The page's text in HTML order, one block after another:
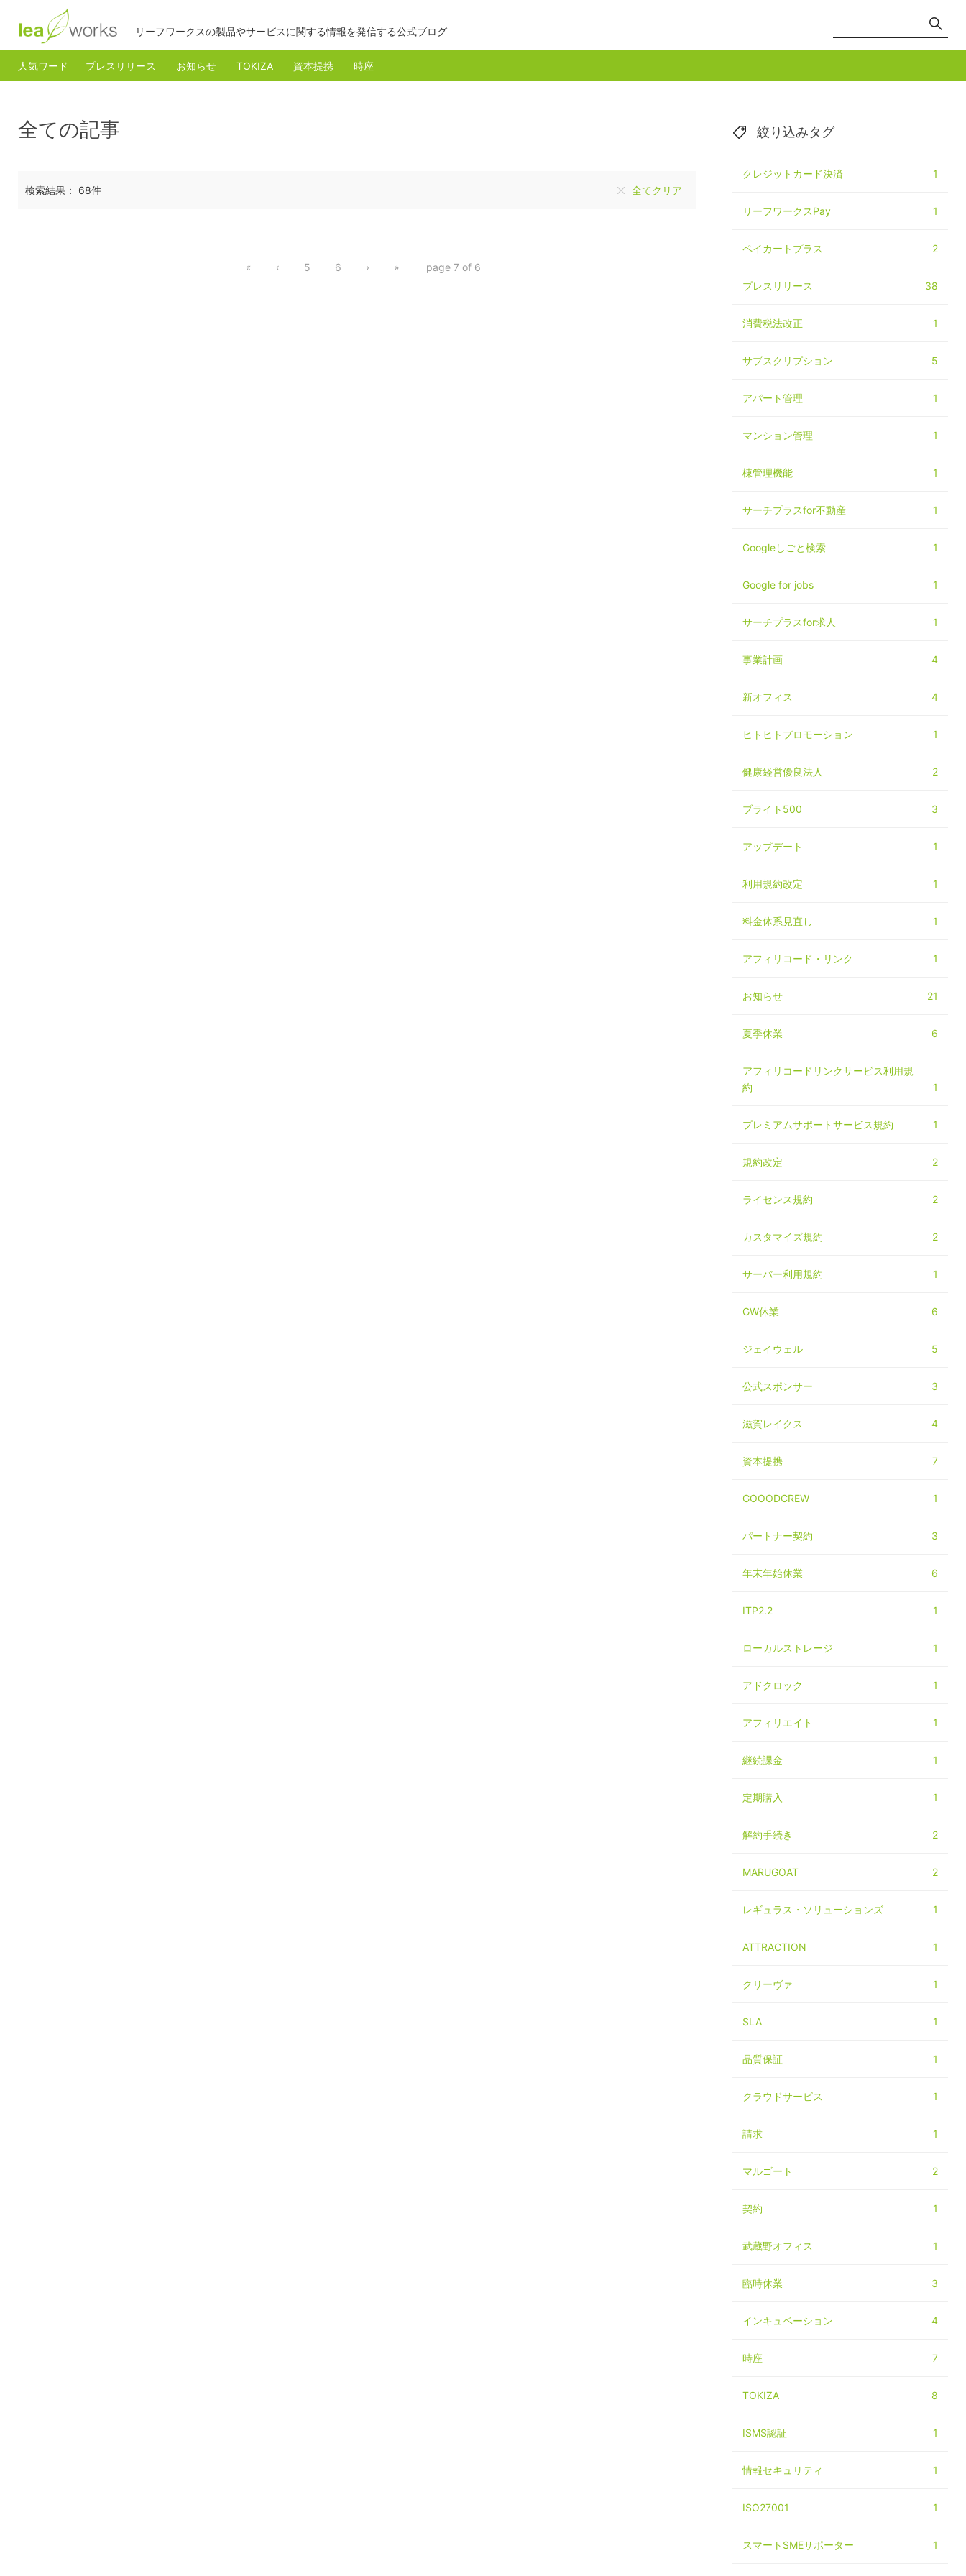
リーフワークスの製品やサービスに関する情報を発信する公式ブログ
人気ワード プレスリリース お知らせ TOKIZA 資本提携 時座
全ての記事
検索結果： 68件 全てクリア
« ‹ 5 6 › » page 7 of 6
絞り込みタグ
クレジットカード決済 1
リーフワークスPay 1
ペイカートプラス 2
プレスリリース 38
消費税法改正 1
サブスクリプション 5
アパート管理 1
マンション管理 1
棟管理機能 1
サーチプラスfor不動産 1
Googleしごと検索 1
Google for jobs 1
サーチプラスfor求人 1
事業計画 4
新オフィス 4
ヒトヒトプロモーション 1
健康経営優良法人 2
ブライト500 3
アップデート 1
利用規約改定 1
料金体系見直し 1
アフィリコード・リンク 1
お知らせ 21
夏季休業 6
アフィリコードリンクサービス利用規
約
1
プレミアムサポートサービス規約 1
規約改定 2
ライセンス規約 2
カスタマイズ規約 2
サーバー利用規約 1
GW休業 6
ジェイウェル 5
公式スポンサー 3
滋賀レイクス 4
資本提携 7
GOOODCREW 1
パートナー契約 3
年末年始休業 6
ITP2.2 1
ローカルストレージ 1
アドクロック 1
アフィリエイト 1
継続課金 1
定期購入 1
解約手続き 2
MARUGOAT 2
レギュラス・ソリューションズ 1
ATTRACTION 1
クリーヴァ 1
SLA 1
品質保証 1
クラウドサービス 1
請求 1
マルゴート 2
契約 1
武蔵野オフィス 1
臨時休業 3
インキュベーション 4
時座 7
TOKIZA 8
ISMS認証 1
情報セキュリティ 1
ISO27001 1
スマートSMEサポーター 1